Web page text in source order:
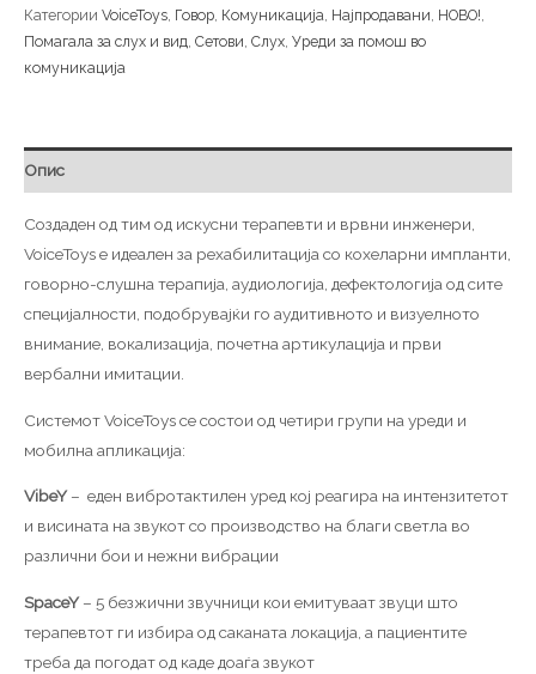
Категории VoiceToys, Говор, Комуникација, Најпродавани, НОВО!,
Помагала за слух и вид, Сетови, Слух, Уреди за помош во
комуникација
Опис
Создаден од тим од искусни терапевти и врвни инженери,
VoiceToys е идеален за рехабилитација со кохеларни импланти,
говорно-слушна терапија, аудиологија, дефектологија од сите
специјалности, подобрувајќи го аудитивното и визуелното
внимание, вокализација, почетна артикулација и први
вербални имитации.
Системот VoiceToys се состои од четири групи на уреди и
мобилна апликација:
VibeY– еден вибротактилен уред кој реагира на интензитетот
и висината на звукот со производство на благи светла во
различни бои и нежни вибрации
SpaceY– 5 безжични звучници кои емитуваат звуци што
терапевтот ги избира од саканата локација, а пациентите
треба да погодат од каде доаѓа звукот